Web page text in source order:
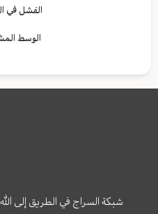
الفشل في
الوسط
شبكة السراج في الطريق إلى